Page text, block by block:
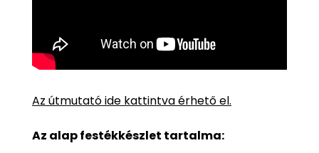
Az útmutató ide kattintva érhető el.
Az alap festékkészlet tartalma: